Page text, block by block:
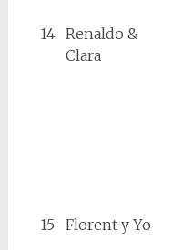
14 Renaldo &
Clara
15 Florent y Yo